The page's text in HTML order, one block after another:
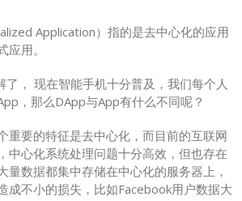
Application）指的是去中心化的应用
用。
了， 现在智能手机十分普及，我们每个人
，那么DApp与App有什么不同呢？
重要的特征是去中心化，而目前的互联网
中心化系统处理问题十分高效，但也存在
量数据都集中存储在中心化的服务器上，
成不小的损失，比如Facebook用户数据大